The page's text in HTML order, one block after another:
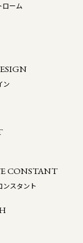
ローム
ン
CONSTANT
ンスタント